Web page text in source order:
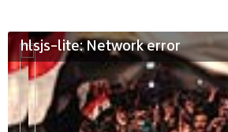
hlsjs-lite: Network error